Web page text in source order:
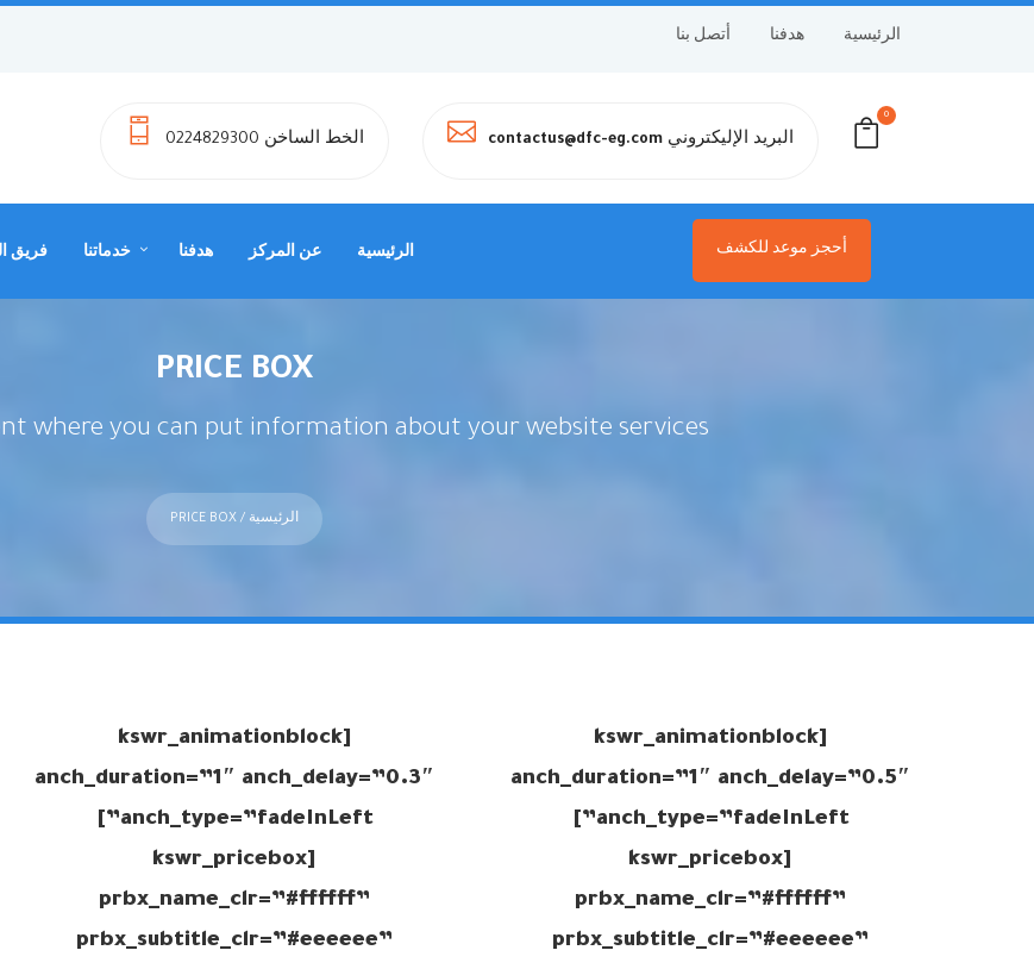
الرئيسية هدفنا أتصل بنا
0
البريد الإليكتروني contactus@dfc-eg.com الخط الساخن 0224829300
الرئيسية عن المركز هدفنا خدماتنا فريق أحجز موعد للكشف
PRICE BOX
where you can put information about your website services.
الرئيسية / PRICE BOX
[kswr_animationblock
anch_duration=”1″ anch_delay=”0.3″
anch_type=”fadeInLeft”]
[kswr_pricebox
prbx_name_clr=”#ffffff”
prbx_subtitle_clr=”#eeeeee”
[kswr_animationblock
anch_duration=”1″ anch_delay=”0.5″
anch_type=”fadeInLeft”]
[kswr_pricebox
prbx_name_clr=”#ffffff”
prbx_subtitle_clr=”#eeeeee”